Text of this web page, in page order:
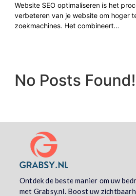
Website SEO optimaliseren is het
verbeteren van je website om hoger
zoekmachines. Het combineert…
No Posts Found!
Ontdek de beste manier om uw
met Grabsy.nl. Boost uw